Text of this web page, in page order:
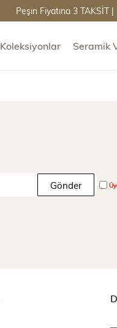
Peşin Fiyatına 3 TAKSİT
Koleksiyonlar Seramik
Gönder